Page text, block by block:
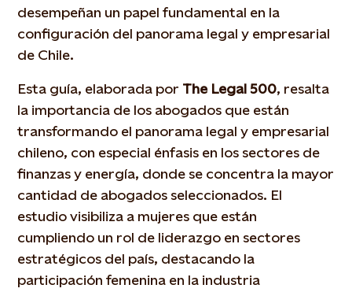
desempeñan un papel fundamental en la
configuración del panorama legal y empresarial
de Chile.
Esta guía, elaborada por The Legal 500, resalta
la importancia de los abogados que están
transformando el panorama legal y empresarial
chileno, con especial énfasis en los sectores de
finanzas y energía, donde se concentra la mayor
cantidad de abogados seleccionados. El
estudio visibiliza a mujeres que están
cumpliendo un rol de liderazgo en sectores
estratégicos del país, destacando la
participación femenina en la industria